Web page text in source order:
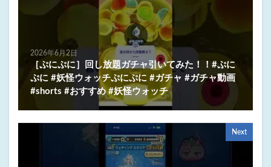
2026年6月2日
［ぷにぷに］回し放題ガチャ引いてみた！！#ぷに
ぷに #妖怪ウォッチぷにぷに #ガチャ #ガチャ動画
#shorts #おすすめ #妖怪ウォッチ
Next